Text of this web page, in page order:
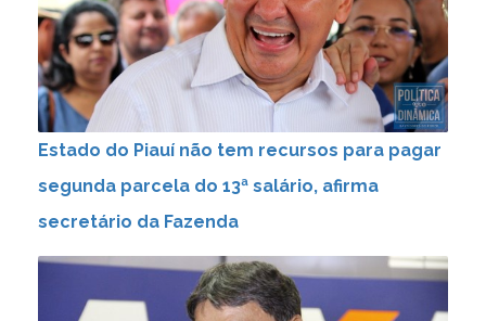
Estado do Piauí não tem recursos para pagar
segunda parcela do 13ª salário, afirma
secretário da Fazenda